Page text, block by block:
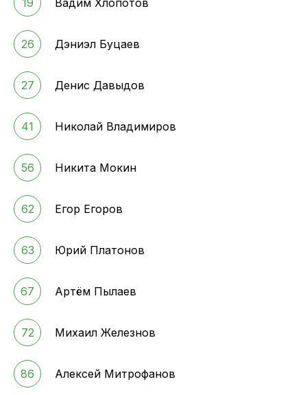
19 Вадим Хлопотов
26 Дэниэл Буцаев
27 Денис Давыдов
41 Николай Владимиров
56 Никита Мокин
62 Егор Егоров
63 Юрий Платонов
67 Артём Пылаев
72 Михаил Железнов
86 Алексей Митрофанов